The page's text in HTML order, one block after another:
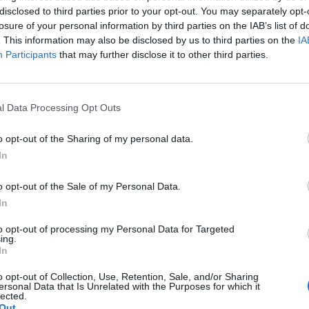
to third parties prior to your opt-out. You may separately
of your personal information by third parties on the IAB’s list of
This information may also be disclosed by us to third parties on the
Participants that may further disclose it to other third parties.
Data Processing Opt Outs
opt-out of the Sharing of my personal data.
opt-out of the Sale of my Personal Data.
opt-out of processing my Personal Data for Targeted
opt-out of Collection, Use, Retention, Sale, and/or Sharing
Data that Is Unrelated with the Purposes for which it
Axios. A lap szerint az erőforráshiány miatt egyre
tűnnek az olyan ambiciózus célkitűzések, mint az
bővítésére és egyéb szükségletek kielégítésére
portfolio.hu hírarchívumához tartozik, melynek olvasása
tartalmazza:
cikkarchívum
elmúlt 2 év napon belüli